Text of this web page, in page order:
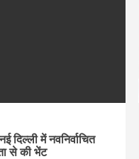
दिल्ली में नवनिर्वाचित
से की भेंट